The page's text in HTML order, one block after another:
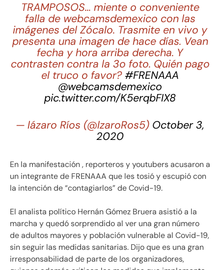
TRAMPOSOS… miente o conveniente
falla de webcamsdemexico con las
imágenes del Zócalo. Trasmite en vivo y
presenta una imagen de hace días. Vean
fecha y hora arriba derecha. Y
contrasten contra la 3o foto. Quién pago
el truco o favor?#FRENAAA
@webcamsdemexico
pic.twitter.com/K5erqbFIX8
— lázaro Ríos (@lzaroRos5) October 3,
2020
En la manifestación , reporteros y youtubers acusaron a
un integrante de FRENAAA que les tosió y escupió con
la intención de “contagiarlos” de Covid-19.
El analista político Hernán Gómez Bruera asistió a la
marcha y quedó sorprendido al ver una gran número
de adultos mayores y población vulnerable al Covid-19,
sin seguir las medidas sanitarias. Dijo que es una gran
irresponsabilidad de parte de los organizadores,